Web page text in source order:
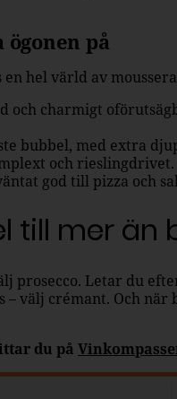
på
hel värld av
och charmigt
bubbel, med extra
och rieslingdrivet.
god till pizza och
till mer än
prosecco. Letar du
– välj crémant. Och
du på